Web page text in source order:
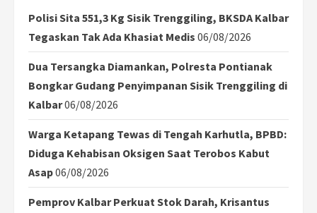
Polisi Sita 551,3 Kg Sisik Trenggiling, BKSDA Kalbar
Tegaskan Tak Ada Khasiat Medis 06/08/2026
Dua Tersangka Diamankan, Polresta Pontianak
Bongkar Gudang Penyimpanan Sisik Trenggiling di
Kalbar06/08/2026
Warga Ketapang Tewas di Tengah Karhutla, BPBD:
Diduga Kehabisan Oksigen Saat Terobos Kabut
Asap06/08/2026
Pemprov Kalbar Perkuat Stok Darah, Krisantus